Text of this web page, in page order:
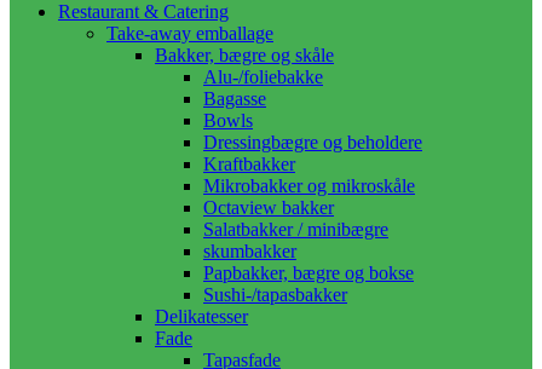
Restaurant & Catering
Take-away emballage
Bakker, bægre og skåle
Alu-/foliebakke
Bagasse
Bowls
Dressingbægre og beholdere
Kraftbakker
Mikrobakker og mikroskåle
Octaview bakker
Salatbakker / minibægre
skumbakker
Papbakker, bægre og bokse
Sushi-/tapasbakker
Delikatesser
Fade
Tapasfade